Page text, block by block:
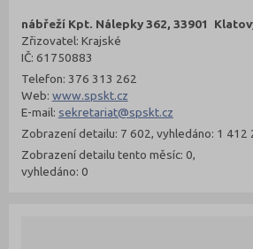
nábřeží Kpt. Nálepky 362, 33901
Zřizovatel: Krajské
IČ: 61750883
Telefon: 376 313 262
Web: www.spskt.cz
E-mail: sekretariat@spskt.cz
Zobrazení detailu: 7 602, vyhledáno: 1 412
Zobrazení detailu tento měsíc: 0,
vyhledáno: 0